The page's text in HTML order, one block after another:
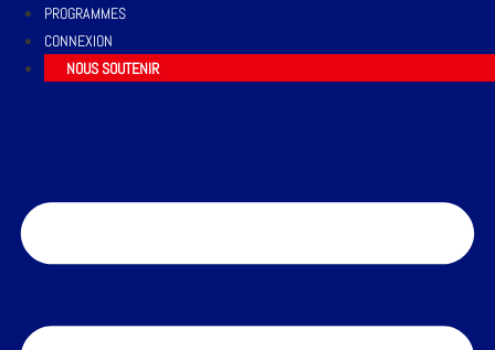
PROGRAMMES
CONNEXION
NOUS SOUTENIR